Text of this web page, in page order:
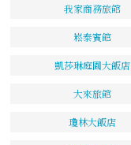
我家商務旅館
崧泰賓館
凱莎琳庭園大飯店
大來旅館
瓊林大飯店